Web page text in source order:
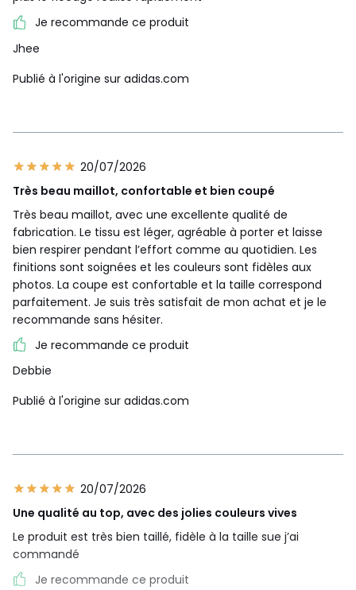
Je recommande ce produit
Jhee
Publié à l'origine sur adidas.com
20/07/2026
Très beau maillot, confortable et bien coupé
Très beau maillot, avec une excellente qualité de
fabrication. Le tissu est léger, agréable à porter et laisse
bien respirer pendant l’effort comme au quotidien. Les
finitions sont soignées et les couleurs sont fidèles aux
photos. La coupe est confortable et la taille correspond
parfaitement. Je suis très satisfait de mon achat et je le
recommande sans hésiter.
Je recommande ce produit
Debbie
Publié à l'origine sur adidas.com
20/07/2026
Une qualité au top, avec des jolies couleurs vives
Le produit est très bien taillé, fidèle à la taille sue j’ai
commandé
Je recommande ce produit